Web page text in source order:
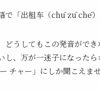
「出租车（chū zū chē）
どうしてもこの発音がで
し、万が一迷子になった
チャー」にしか聞こえま